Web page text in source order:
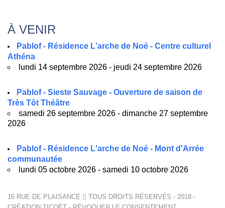
À VENIR
Pablof - Résidence L'arche de Noé - Centre culturel
Athéna
lundi 14 septembre 2026 - jeudi 24 septembre 2026
Pablof - Sieste Sauvage - Ouverture de saison de
Très Tôt Théâtre
samedi 26 septembre 2026 - dimanche 27 septembre
2026
Pablof - Résidence L'arche de Noé - Mont d'Arrée
communautée
lundi 05 octobre 2026 - samedi 10 octobre 2026
16 RUE DE PLAISANCE
TOUS DROITS RÉSERVÉS - 2018 -